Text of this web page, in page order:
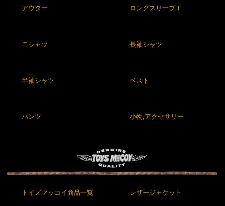
アウター ロングスリーブＴ
Ｔシャツ 長袖シャツ
半袖シャツ ベスト
パンツ 小物,アクセサリー
トイズマッコイ商品一覧 レザージャケット